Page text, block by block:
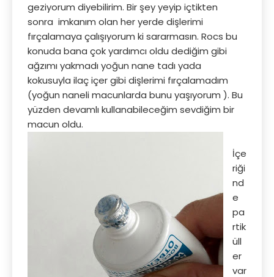
geziyorum diyebilirim. Bir şey yeyip içtikten
sonra imkanım olan her yerde dişlerimi
fırçalamaya çalışıyorum ki sararmasın. Rocs bu
konuda bana çok yardımcı oldu dediğim gibi
ağzımı yakmadı yoğun nane tadı yada
kokusuyla ilaç içer gibi dişlerimi fırçalamadım
(yoğun naneli macunlarda bunu yaşıyorum ). Bu
yüzden devamlı kullanabileceğim sevdiğim bir
macun oldu.
İçe
riği
nd
e
pa
rtik
üll
er
var